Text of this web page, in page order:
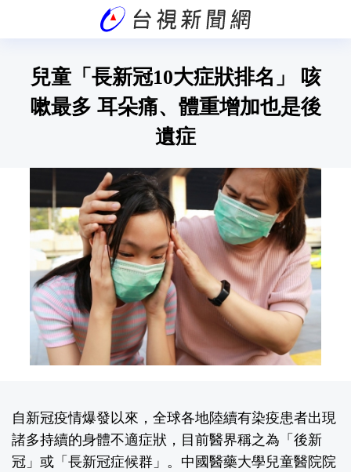
兒童「長新冠10大症狀排名」 咳
嗽最多 耳朵痛、體重增加也是後
遺症
自新冠疫情爆發以來，全球各地陸續有染疫患者出現
諸多持續的身體不適症狀，目前醫界稱之為「後新
冠」或「長新冠症候群」。中國醫藥大學兒童醫院院